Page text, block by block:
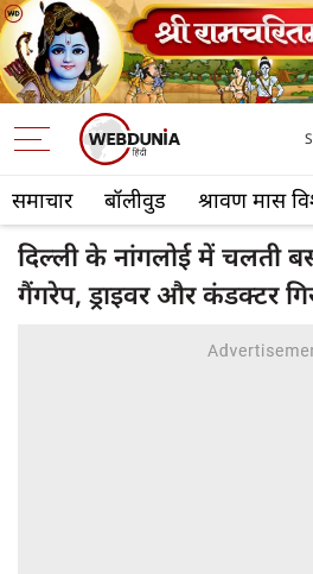
समाचार बॉलीवुड श्रावण मास
दिल्ली के नांगलोई में चलती
गैंगरेप, ड्राइवर और कंडक्टर